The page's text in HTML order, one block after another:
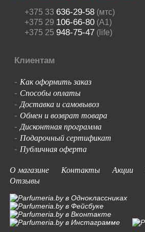
+375 33 636-29-58(мтс)
+375 29 106-66-80(A1)
+375 25 948-75-47(life)
Клиентам
- Как оформить заказ
- Способы оплаты
-Доставка и самовывоз
- Обмен и возврат товара
-Дисконтная программа
- Подарочный сертификат
- Публичная оферта
О магазине
Контакты Акции
Отзывы